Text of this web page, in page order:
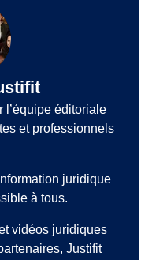
l’équipe éditoriale
et professionnels
juridique
à tous.
vidéos juridiques
Justifit